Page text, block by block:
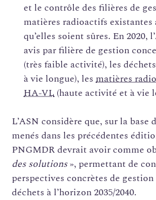
et le contrôle des filières de
matières radioactifs existantes
qu’elles soient sûres. En 2020,
avis par filière de gestion
(très faible activité), les déchets
à vie longue), les matières
HA-VL (haute activité et à vie
L’ASN considère que, sur la base
menés dans les précédentes
PNGMDR devrait avoir comme
des solutions», permettant de
perspectives concrètes de
déchets à l’horizon 2035/2040.